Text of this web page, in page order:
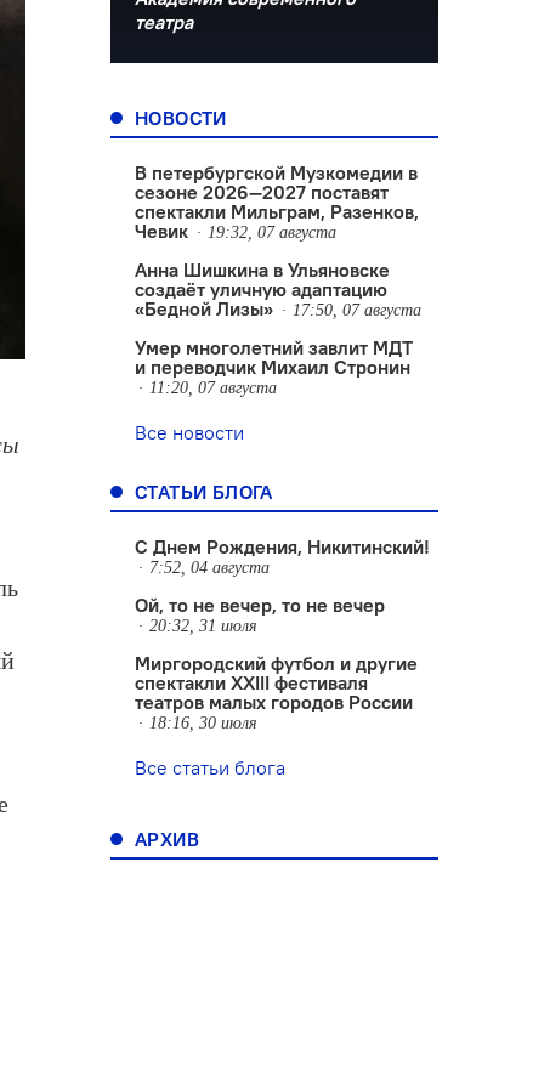
театра
НОВОСТИ
В петербургской Музкомедии в
сезоне 2026—2027 поставят
спектакли Мильграм, Разенков,
Чевик
19:32, 07 августа
Анна Шишкина в Ульяновске
создаëт уличную адаптацию
«Бедной Лизы»
17:50, 07 августа
Умер многолетний завлит МДТ
и переводчик Михаил Стронин
11:20, 07 августа
Все новости
СТАТЬИ БЛОГА
С Днем Рождения, Никитинский!
7:52, 04 августа
Ой, то не вечер, то не вечер
20:32, 31 июля
Миргородский футбол и другие
спектакли XXIII фестиваля
театров малых городов России
18:16, 30 июля
Все статьи блога
АРХИВ